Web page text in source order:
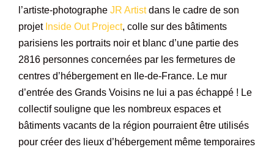
l’artiste-photographe JR Artistdans le cadre de son
projet Inside Out Project, colle sur des bâtiments
parisiens les portraits noir et blanc d’une partie des
2816 personnes concernées par les fermetures de
centres d’hébergement en Ile-de-France. Le mur
d’entrée des Grands Voisins ne lui a pas échappé ! Le
collectif souligne que les nombreux espaces et
bâtiments vacants de la région pourraient être utilisés
pour créer des lieux d’hébergement même temporaires